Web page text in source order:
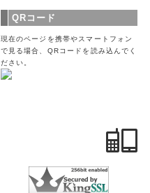
QRコード
現在のページを携帯やスマートフォン
で見る場合、QRコードを読み込んでく
ださい。